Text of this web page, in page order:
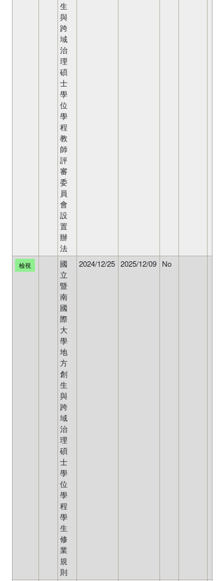
生
與
跨
域
治
理
碩
士
學
位
學
程
教
師
評
審
委
員
會
設
置
辦
法
檢視
國
立
暨
南
國
際
大
學
地
方
創
生
與
跨
域
治
理
碩
士
學
位
學
程
學
生
修
業
規
則
2024/12/25 2025/12/09 No